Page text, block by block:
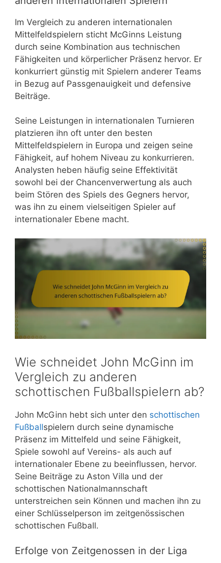
Im Vergleich zu anderen internationalen
Mittelfeldspielern sticht McGinns Leistung
durch seine Kombination aus technischen
Fähigkeiten und körperlicher Präsenz hervor. Er
konkurriert günstig mit Spielern anderer Teams
in Bezug auf Passgenauigkeit und defensive
Beiträge.
Seine Leistungen in internationalen Turnieren
platzieren ihn oft unter den besten
Mittelfeldspielern in Europa und zeigen seine
Fähigkeit, auf hohem Niveau zu konkurrieren.
Analysten heben häufig seine Effektivität
sowohl bei der Chancenverwertung als auch
beim Stören des Spiels des Gegners hervor,
was ihn zu einem vielseitigen Spieler auf
internationaler Ebene macht.
Wie schneidet John McGinn im
Vergleich zu anderen
schottischen Fußballspielern ab?
John McGinn hebt sich unter den schottischen
Fußballspielern durch seine dynamische
Präsenz im Mittelfeld und seine Fähigkeit,
Spiele sowohl auf Vereins- als auch auf
internationaler Ebene zu beeinflussen, hervor.
Seine Beiträge zu Aston Villa und der
schottischen Nationalmannschaft
unterstreichen sein Können und machen ihn zu
einer Schlüsselperson im zeitgenössischen
schottischen Fußball.
Erfolge von Zeitgenossen in der Liga